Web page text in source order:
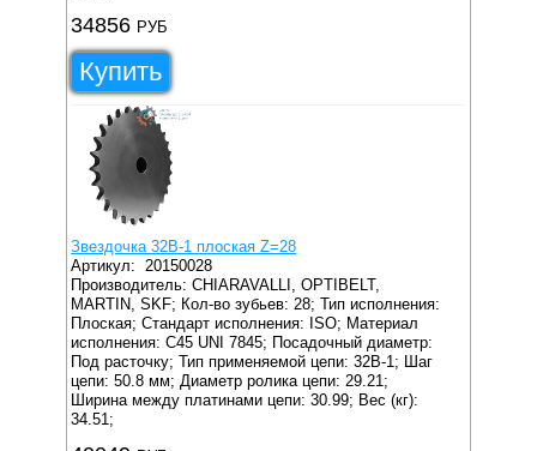
34856 РУБ
Купить
Звездочка 32B-1 плоская Z=28
Артикул: 20150028
Производитель: CHIARAVALLI, OPTIBELT,
MARTIN, SKF; Кол-во зубьев: 28; Тип исполнения:
Плоская; Стандарт исполнения: ISO; Материал
исполнения: C45 UNI 7845; Посадочный диаметр:
Под расточку; Тип применяемой цепи: 32B-1;
Шаг
цепи: 50.8 мм; Диаметр ролика цепи: 29.21;
Ширина между платинами цепи: 30.99; Вес (кг):
34.51;